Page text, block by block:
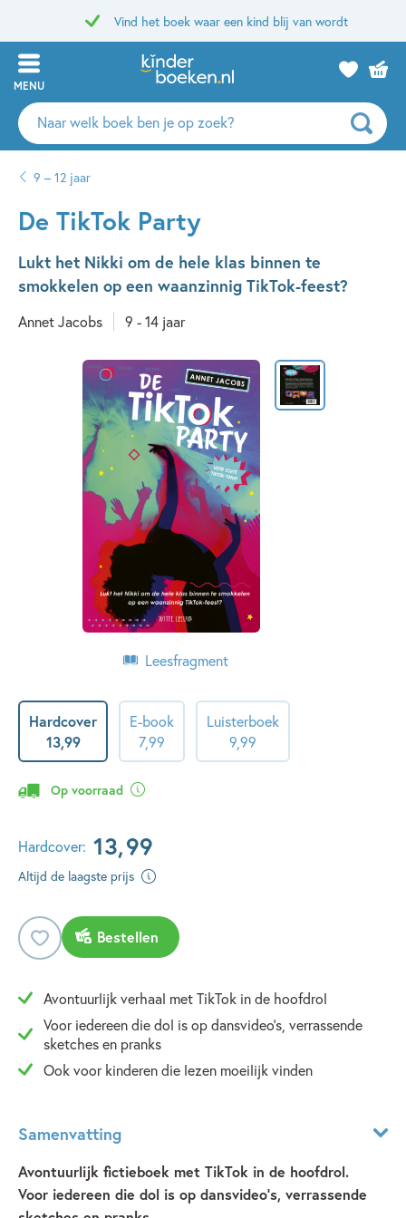
Vind het boek waar een kind blij van wordt
MENU
Zoeken
naar
auteurs
uitgevers
9 – 12 jaar
De TikTok Party
Lukt het Nikki om de hele klas binnen te
smokkelen op een waanzinnig TikTok-feest?
Annet Jacobs 9 - 14 jaar
Leesfragment
Hardcover
13,99
E-book
7,99
Luisterboek
9,99
Op voorraad
Hardcover: 13,99
Altijd de laagste prijs
Bestellen
Avontuurlijk verhaal met TikTok in de hoofdrol
Voor iedereen die dol is op dansvideo's, verrassende
sketches en pranks
Ook voor kinderen die lezen moeilijk vinden
Samenvatting
Avontuurlijk fictieboek met TikTok in de hoofdrol.
Voor iedereen die dol is op dansvideo’s, verrassende